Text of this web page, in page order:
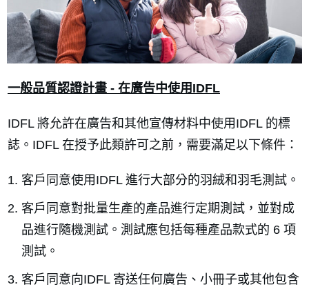
一般品質認證計畫 - 在廣告中使用IDFL
IDFL 將允許在廣告和其他宣傳材料中使用IDFL 的標
誌。IDFL 在授予此類許可之前，需要滿足以下條件：
客戶同意使用IDFL 進行大部分的羽絨和羽毛測試。
客戶同意對批量生產的產品進行定期測試，並對成
品進行隨機測試。測試應包括每種產品款式的 6 項
測試。
客戶同意向IDFL 寄送任何廣告、小冊子或其他包含